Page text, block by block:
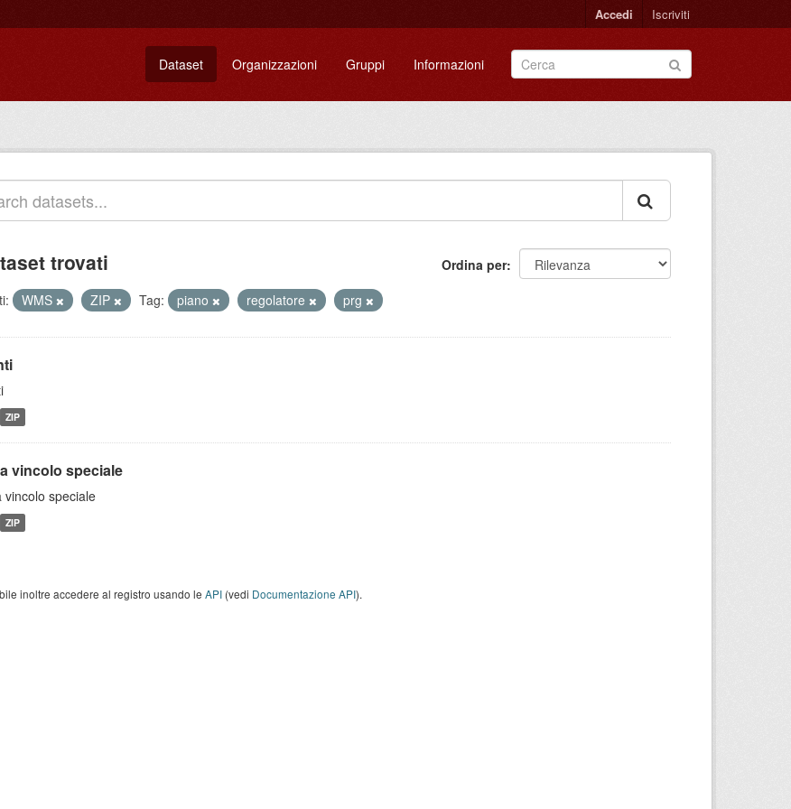
Accedi Iscriviti
Dataset Organizzazioni Gruppi Informazioni
Ordina per
trovati
WMS ZIP Tag: piano regolatore prg
ZIP
vincolo speciale
vincolo speciale
ZIP
inoltre accedere al registro usando le API (vedi Documentazione API).